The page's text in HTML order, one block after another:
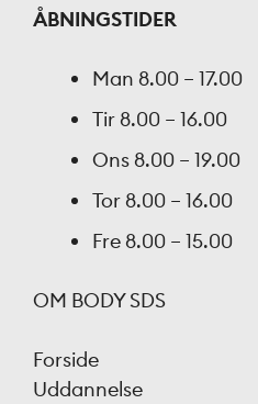
ÅBNINGSTIDER
Man 8.00 – 17.00
Tir 8.00 – 16.00
Ons 8.00 – 19.00
Tor 8.00 – 16.00
Fre 8.00 – 15.00
OM BODY SDS
Forside
Uddannelse